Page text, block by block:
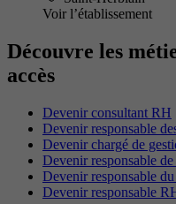
Voir l’établissement
Découvre les
accès
Devenir consultant RH
Devenir responsable
Devenir chargé de
Devenir responsable
Devenir responsable
Devenir responsable